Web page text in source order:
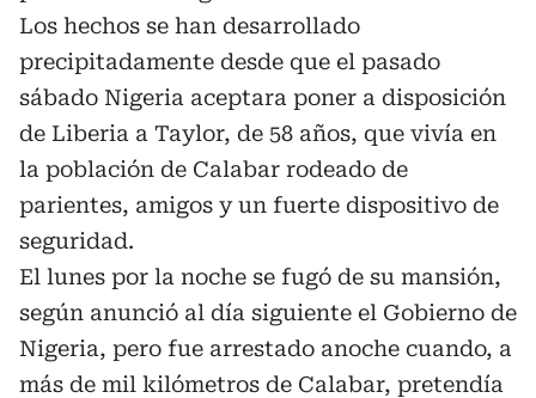
Los hechos se han desarrollado
precipitadamente desde que el pasado
sábado Nigeria aceptara poner a disposición
de Liberia a Taylor, de 58 años, que vivía en
la población de Calabar rodeado de
parientes, amigos y un fuerte dispositivo de
seguridad.
El lunes por la noche se fugó de su mansión,
según anunció al día siguiente el Gobierno de
Nigeria, pero fue arrestado anoche cuando, a
más de mil kilómetros de Calabar, pretendía